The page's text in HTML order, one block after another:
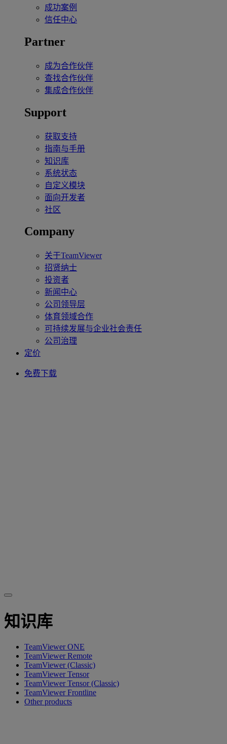
成功案例
信任中心
Partner
成为合作伙伴
查找合作伙伴
集成合作伙伴
Support
获取支持
指南与手册
知识库
系统状态
自定义模块
面向开发者
社区
Company
关于TeamViewer
招贤纳士
投资者
新闻中心
公司领导层
体育领域合作
可持续发展与企业社会责任
公司治理
定价
免费下载
知识库
TeamViewer ONE
TeamViewer Remote
TeamViewer (Classic)
TeamViewer Tensor
TeamViewer Tensor (Classic)
TeamViewer Frontline
Other products